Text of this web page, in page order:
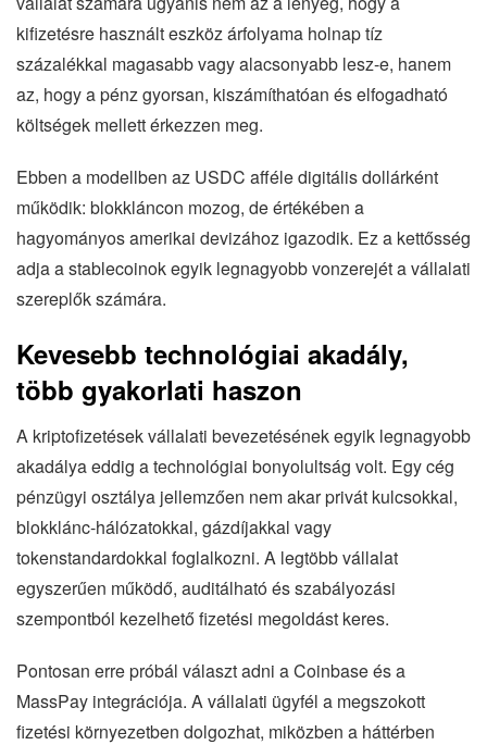
kifizetésre használt eszköz árfolyama holnap tíz
százalékkal magasabb vagy alacsonyabb lesz-e, hanem
az, hogy a pénz gyorsan, kiszámíthatóan és elfogadható
költségek mellett érkezzen meg.
Ebben a modellben az USDC afféle digitális dollárként
működik: blokkláncon mozog, de értékében a
hagyományos amerikai devizához igazodik. Ez a kettősség
adja a stablecoinok egyik legnagyobb vonzerejét a vállalati
szereplők számára.
Kevesebb technológiai akadály,
több gyakorlati haszon
A kriptofizetések vállalati bevezetésének egyik legnagyobb
akadálya eddig a technológiai bonyolultság volt. Egy cég
pénzügyi osztálya jellemzően nem akar privát kulcsokkal,
blokklánc-hálózatokkal, gázdíjakkal vagy
tokenstandardokkal foglalkozni. A legtöbb vállalat
egyszerűen működő, auditálható és szabályozási
szempontból kezelhető fizetési megoldást keres.
Pontosan erre próbál választ adni a Coinbase és a
MassPay integrációja. A vállalati ügyfél a megszokott
fizetési környezetben dolgozhat, miközben a háttérben